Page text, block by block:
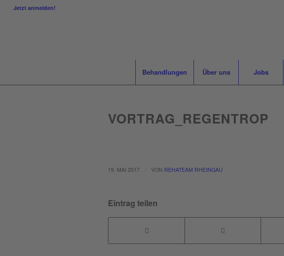
Jetzt anmelden!
Behandlungen Über uns Jobs
VORTRAG_REGENTROP
19. MAI 2017 VON REHATEAM RHEINGAU
Eintrag teilen